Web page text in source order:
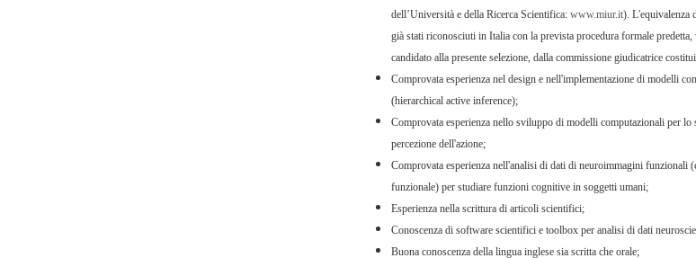
dell’Università e della Ricerca Scientifica: www.miur.it). L'equivalenza
già stati riconosciuti in Italia con la prevista procedura formale
candidato alla presente selezione, dalla commissione giudicatrice
Comprovata esperienza nel design e nell'implementazione di modelli
(hierarchical active inference);
Comprovata esperienza nello sviluppo di modelli computazionali per lo
percezione dell'azione;
Comprovata esperienza nell'analisi di dati di neuroimmagini funzionali
funzionale) per studiare funzioni cognitive in soggetti umani;
Esperienza nella scrittura di articoli scientifici;
Conoscenza di software scientifici e toolbox per analisi di dati
Buona conoscenza della lingua inglese sia scritta che orale;